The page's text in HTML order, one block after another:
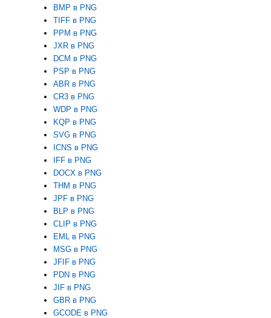
BMP в PNG
TIFF в PNG
PPM в PNG
JXR в PNG
DCM в PNG
PSP в PNG
ABR в PNG
CR3 в PNG
WDP в PNG
KQP в PNG
SVG в PNG
ICNS в PNG
IFF в PNG
DOCX в PNG
THM в PNG
JPF в PNG
BLP в PNG
CLIP в PNG
EML в PNG
MSG в PNG
JFIF в PNG
PDN в PNG
JIF в PNG
GBR в PNG
GCODE в PNG